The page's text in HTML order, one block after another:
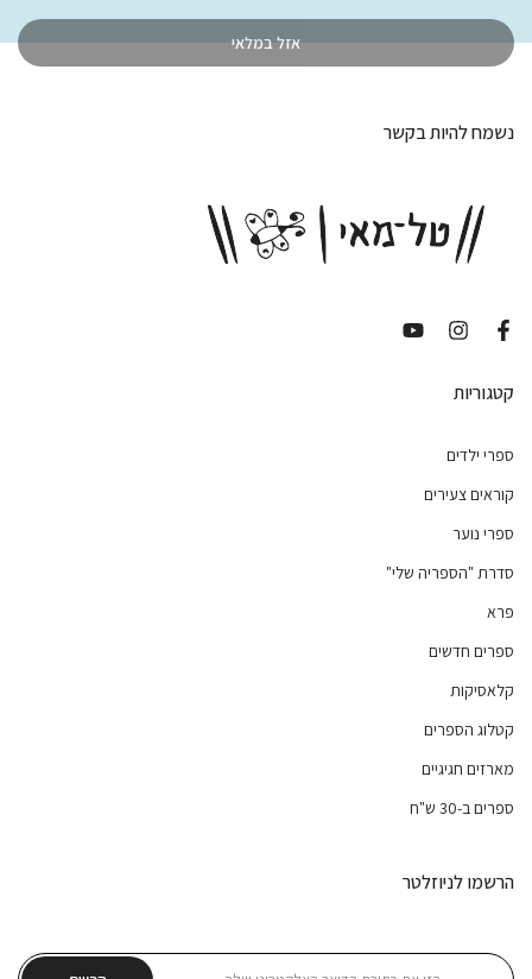
אזל במלאי
נשמח להיות בקשר
קטגוריות
ספרי ילדים
קוראים צעירים
ספרי נוער
סדרת "הספריה שלי"
פרא
ספרים חדשים
קלאסיקות
קטלוג הספרים
מארזים חגיגיים
ספרים ב-30 ש"ח
הרשמו לניוזלטר